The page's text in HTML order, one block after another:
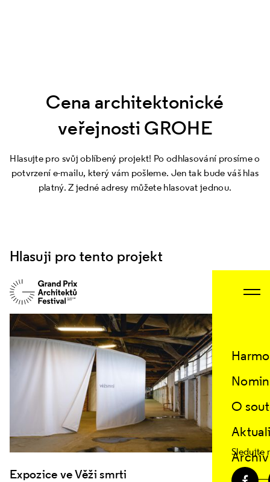
Cena architektonické
veřejnosti GROHE
Hlasujte pro svůj oblíbený projekt! Po odhlasování prosíme o
potvrzení e-mailu, který vám pošleme. Jen tak bude váš hlas
platný. Z jedné adresy můžete hlasovat jednou.
Hlasuji pro tento projekt
Expozice ve Věži smrti
O
Archiv
Sledujte